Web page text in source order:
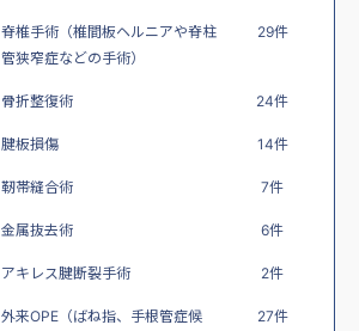
脊椎手術（椎間板ヘルニアや脊柱
管狭窄症などの手術）
29件
骨折整復術 24件
腱板損傷 14件
靭帯縫合術 7件
金属抜去術 6件
アキレス腱断裂手術 2件
外来OPE（ばね指、手根管症候
27件